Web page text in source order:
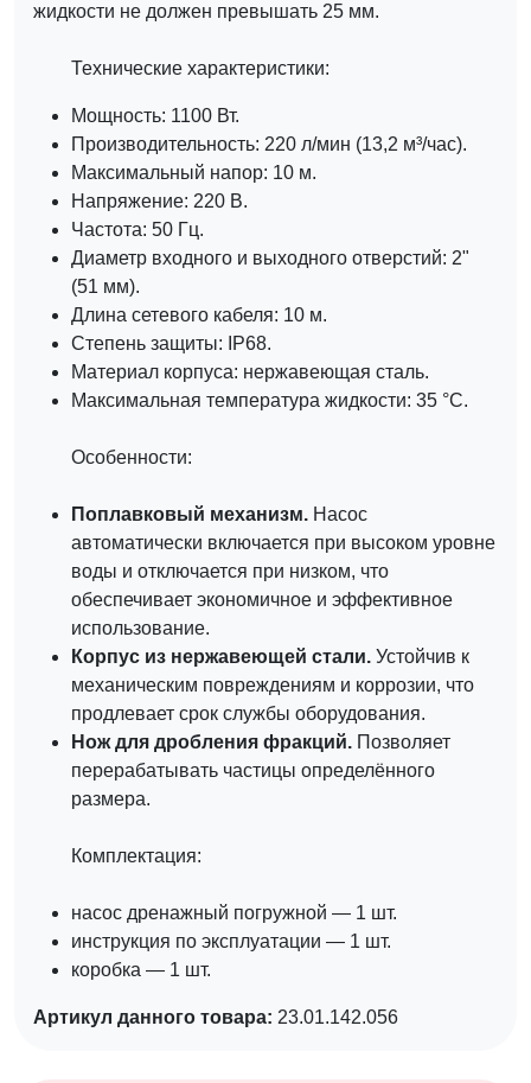
жидкости не должен превышать 25 мм.
Технические характеристики:
Мощность: 1100 Вт.
Производительность: 220 л/мин (13,2 м³/час).
Максимальный напор: 10 м.
Напряжение: 220 В.
Частота: 50 Гц.
Диаметр входного и выходного отверстий: 2"
(51 мм).
Длина сетевого кабеля: 10 м.
Степень защиты: IP68.
Материал корпуса: нержавеющая сталь.
Максимальная температура жидкости: 35 °C.
Особенности:
Поплавковый механизм. Насос
автоматически включается при высоком уровне
воды и отключается при низком, что
обеспечивает экономичное и эффективное
использование.
Корпус из нержавеющей стали. Устойчив к
механическим повреждениям и коррозии, что
продлевает срок службы оборудования.
Нож для дробления фракций. Позволяет
перерабатывать частицы определённого
размера.
Комплектация:
насос дренажный погружной — 1 шт.
инструкция по эксплуатации — 1 шт.
коробка — 1 шт.
Артикул данного товара: 23.01.142.056